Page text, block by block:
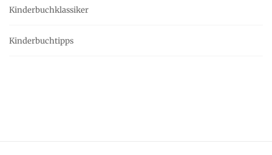
Kinderbuchklassiker
Kinderbuchtipps